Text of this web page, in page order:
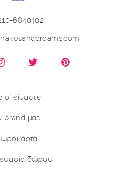
6840402
X (Twitter) Pinterest
είμαστε
brand μας
δώρου